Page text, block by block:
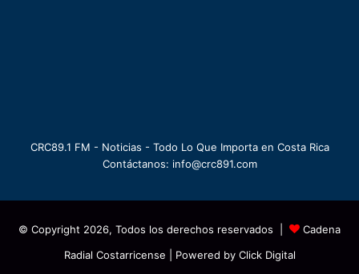
CRC89.1 FM - Noticias - Todo Lo Que Importa en Costa Rica
Contáctanos: info@crc891.com
© Copyright 2026, Todos los derechos reservados |
Cadena
Radial Costarricense | Powered by Click Digital